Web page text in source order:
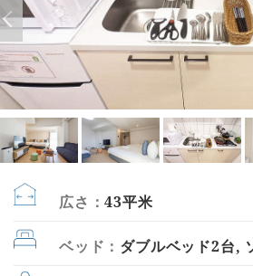
広さ：43平米
ベッド： ダブルベッド2台,